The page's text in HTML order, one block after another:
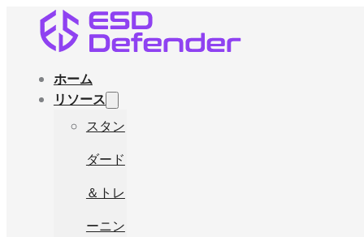
ホーム
リソース
スタン
ダード
＆トレ
ーニン